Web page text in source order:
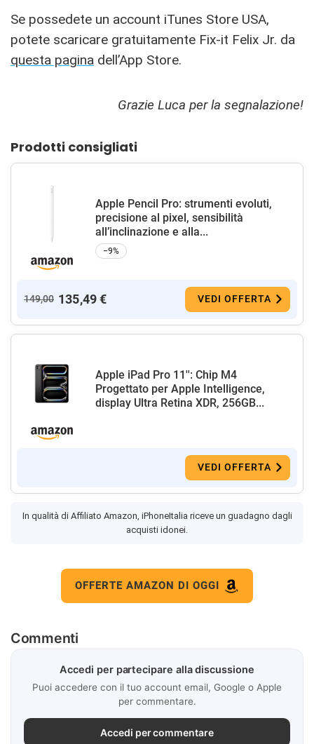
Se possedete un account iTunes Store USA,
potete scaricare gratuitamente Fix-it Felix Jr. da
questa pagina dell’App Store.
Grazie Luca per la segnalazione!
Prodotti consigliati
Apple Pencil Pro: strumenti evoluti,
precisione al pixel, sensibilità
all’inclinazione e alla...
−9%
149,00 135,49 € VEDI OFFERTA
Apple iPad Pro 11'': Chip M4
Progettato per Apple Intelligence,
display Ultra Retina XDR, 256GB...
VEDI OFFERTA
In qualità di Affiliato Amazon, iPhoneItalia riceve un guadagno dagli
acquisti idonei.
OFFERTE AMAZON DI OGGI
Commenti
Accedi per partecipare alla discussione
Puoi accedere con il tuo account email, Google o Apple
per commentare.
Accedi per commentare